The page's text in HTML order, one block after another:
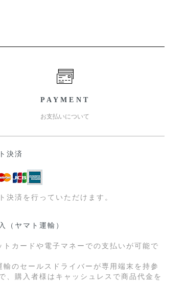
PAYMENT
お支払いについて
決済
決済を行っていただけます。
（ヤマト運輸）
トカードや電子マネーでの支払いが可能で
輸のセールスドライバーが専用端末を持参
、購入者様はキャッシュレスで商品代金を